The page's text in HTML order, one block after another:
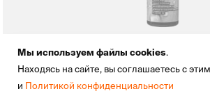
Sibearian
Водоотталкивающая пропитка Sibearian
Мы используем файлы cookies.
Находясь на сайте, вы соглашаетесь с этим
и Политикой конфиденциальности